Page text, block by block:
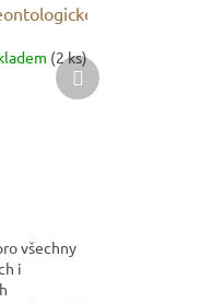
(2 ks)
všechny
i
Další
produkt